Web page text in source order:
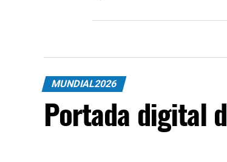
MUNDIAL2026
Portada digital